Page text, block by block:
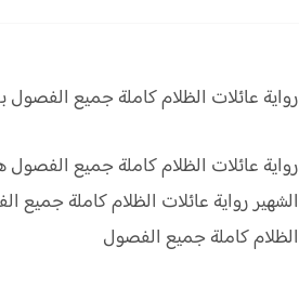
رواية عائلات الظلامكاملة جميع
رواية عائلات الظلام كاملة جميع
الشهير رواية عائلات الظلام كاملة
الظلام كاملة جميع الفصول